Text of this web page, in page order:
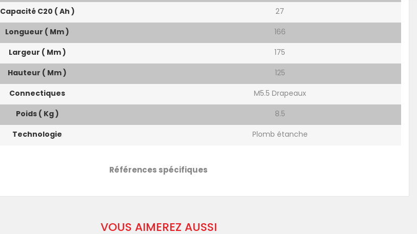
Capacité C20 ( Ah )
27
Longueur ( Mm )
166
Largeur ( Mm )
175
Hauteur ( Mm )
125
Connectiques
M5.5 Drapeaux
Poids ( Kg )
8.5
Technologie
Plomb étanche
Références spécifiques
VOUS AIMEREZ AUSSI